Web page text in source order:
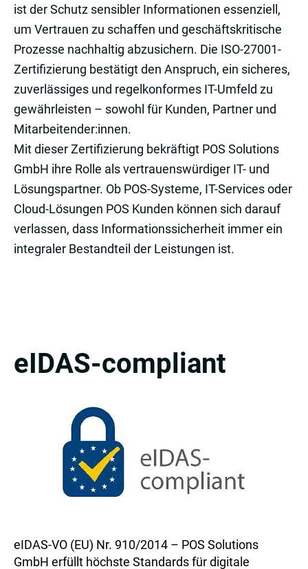
ist der Schutz sensibler Informationen essenziell,
um Vertrauen zu schaffen und geschäftskritische
Prozesse nachhaltig abzusichern. Die ISO-27001-
Zertifizierung bestätigt den Anspruch, ein sicheres,
zuverlässiges und regelkonformes IT-Umfeld zu
gewährleisten – sowohl für Kunden, Partner und
Mitarbeitender:innen.
Mit dieser Zertifizierung bekräftigt POS Solutions
GmbH ihre Rolle als vertrauenswürdiger IT- und
Lösungspartner. Ob POS-Systeme, IT-Services oder
Cloud-Lösungen POS Kunden können sich darauf
verlassen, dass Informationssicherheit immer ein
integraler Bestandteil der Leistungen ist.
eIDAS-compliant
eIDAS-VO (EU) Nr. 910/2014 – POS Solutions
GmbH erfüllt höchste Standards für digitale